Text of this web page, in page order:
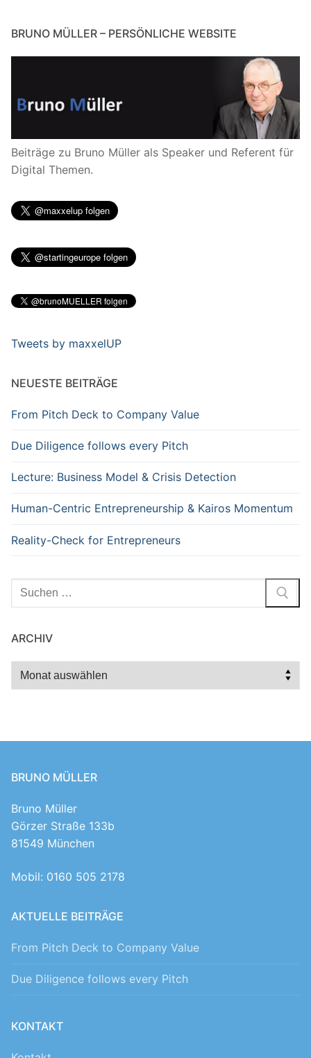
BRUNO MÜLLER – PERSÖNLICHE WEBSITE
Beiträge zu Bruno Müller als Speaker und Referent für
Digital Themen.
Tweets by maxxelUP
NEUESTE BEITRÄGE
From Pitch Deck to Company Value
Due Diligence follows every Pitch
Lecture: Business Model & Crisis Detection
Human-Centric Entrepreneurship & Kairos Momentum
Reality-Check for Entrepreneurs
Suchen
nach:
ARCHIV
Archiv
BRUNO MÜLLER
Bruno Müller
Görzer Straße 133b
81549 München
Mobil: 0160 505 2178
AKTUELLE BEITRÄGE
From Pitch Deck to Company Value
Due Diligence follows every Pitch
KONTAKT